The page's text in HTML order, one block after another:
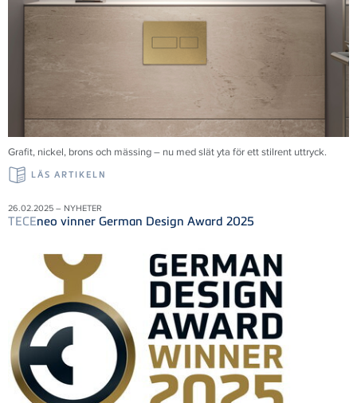
Grafit, nickel, brons och mässing – nu med slät yta för ett stilrent uttryck.
LÄS ARTIKELN
26.02.2025 – NYHETER
TECEneo vinner German Design Award 2025